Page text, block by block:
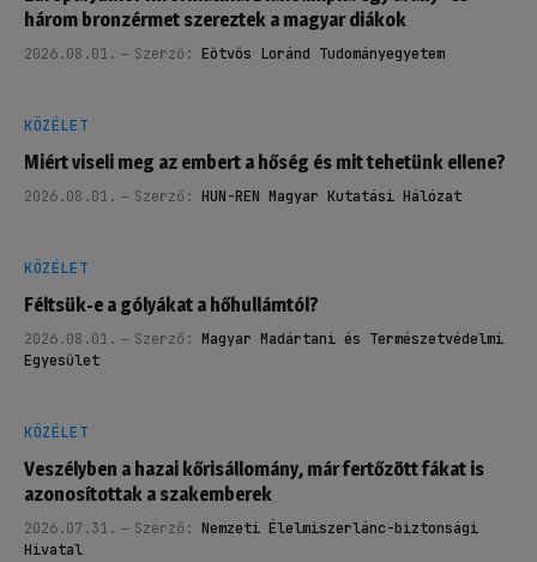
három bronzérmet szereztek a magyar diákok
2026.08.01. Szerző: Eötvös Loránd Tudományegyetem
KÖZÉLET
Miért viseli meg az embert a hőség és mit tehetünk ellene?
2026.08.01. Szerző: HUN-REN Magyar Kutatási Hálózat
KÖZÉLET
Féltsük-e a gólyákat a hőhullámtól?
2026.08.01. Szerző: Magyar Madártani és Természetvédelmi
Egyesület
KÖZÉLET
Veszélyben a hazai kőrisállomány, már fertőzött fákat is
azonosítottak a szakemberek
2026.07.31. Szerző: Nemzeti Élelmiszerlánc-biztonsági
Hivatal